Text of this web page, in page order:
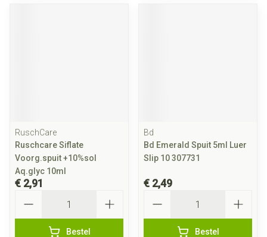
RuschCare
Ruschcare Siflate
Voorg.spuit +10%sol
Aq.glyc 10ml
€ 2,91
Bestel
Bd
Bd Emerald Spuit 5ml Luer
Slip 10 307731
€ 2,49
Bestel